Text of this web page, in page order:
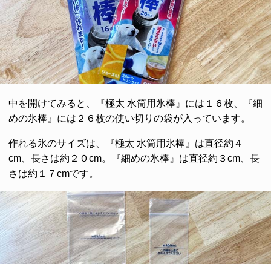
中を開けてみると、『極太 水筒用氷棒』には１６枚、『細
めの氷棒』には２６枚の使い切りの袋が入っています。
作れる氷のサイズは、『極太 水筒用氷棒』は直径約４
cm、長さは約２０cm。『細めの氷棒』は直径約３cm、長
さは約１７cmです。